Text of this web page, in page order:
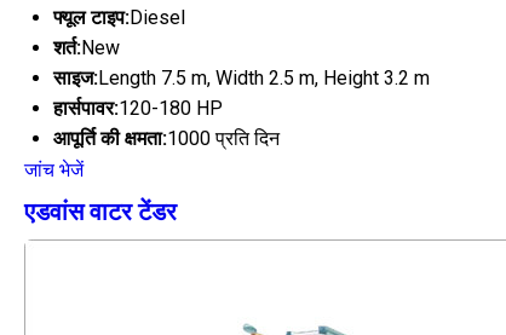
फ्यूल टाइप:Diesel
शर्त:New
साइज:Length 7.5 m, Width 2.5 m, Height 3.2 m
हार्सपावर:120-180 HP
आपूर्ति की क्षमता:1000 प्रति दिन
जांच भेजें
एडवांस वाटर टेंडर